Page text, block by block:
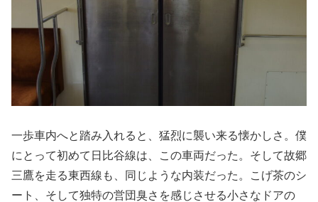
一歩車内へと踏み入れると、猛烈に襲い来る懐かしさ。僕
にとって初めて日比谷線は、この車両だった。そして故郷
三鷹を走る東西線も、同じような内装だった。こげ茶のシ
ート、そして独特の営団臭さを感じさせる小さなドアの